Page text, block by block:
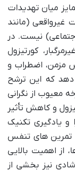
میان تهدیدات
غیرواقعی (مانند
نیست. در
کورتیزول
مزمن، اضطراب و
که این ترشح
معیوب از نگرانی
و کاهش تأثیر
یادگیری تکنیک
تمرین های تنفس
از اهمیت بالایی
نیز بخشی از